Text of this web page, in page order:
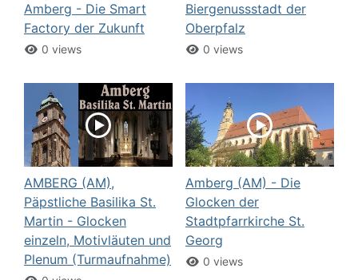
Amberg - Die Smart
Factory der Zukunft
0 views
Biergenussstadt der
Oberpfalz
0 views
AMBERG (AM),
Päpstliche Basilika St.
Martin - Glocken
einzeln, Motivläuten und
Plenum (Turmaufnahme)
Amberg (AM) - Die
Glocken der
Stadtpfarrkirche St.
Georg
0 views